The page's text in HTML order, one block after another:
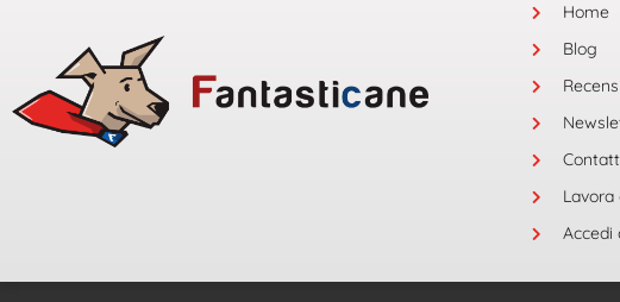
Home
Blog
Lavora
Accedi